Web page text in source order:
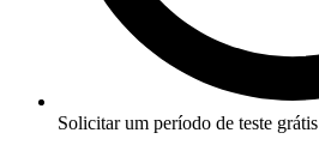
Solicitar um período de teste grátis